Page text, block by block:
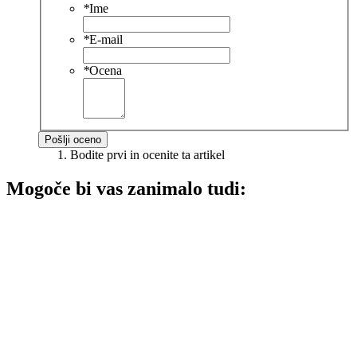
*Ime
*E-mail
*Ocena
Pošlji oceno
Bodite prvi in ocenite ta artikel
Mogoče bi vas zanimalo tudi: